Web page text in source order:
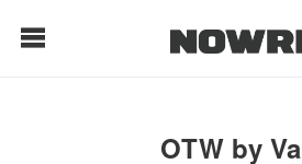
每日鲜榨
OTW by